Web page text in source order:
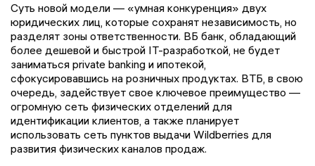
Суть новой модели — «умная конкуренция» двух
юридических лиц, которые сохранят независимость, но
разделят зоны ответственности. ВБ банк, обладающий
более дешевой и быстрой IT-разработкой, не будет
заниматься private banking и ипотекой,
сфокусировавшись на розничных продуктах. ВТБ, в свою
очередь, задействует свое ключевое преимущество —
огромную сеть физических отделений для
идентификации клиентов, а также планирует
использовать сеть пунктов выдачи Wildberries для
развития физических каналов продаж.